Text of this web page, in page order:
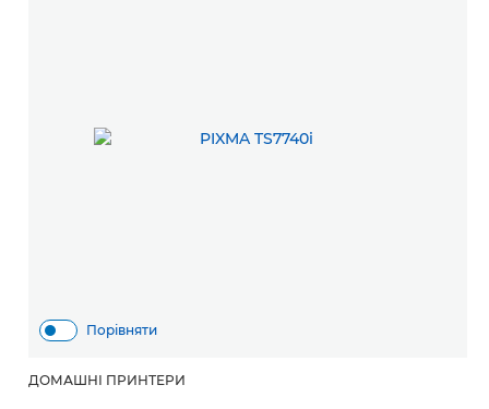
Порівняти
ДОМАШНІ ПРИНТЕРИ